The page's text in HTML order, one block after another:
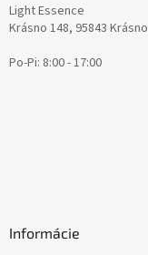
Light Essence
Krásno 148, 95843 Krásno
Po-Pi: 8:00 - 17:00
Informácie